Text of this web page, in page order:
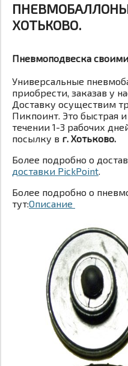
ХОТЬКОВО.
Пневмоподвеска
Универсальные
приобрести, заказав у
Доставку осуществим
Пикпоинт. Это быстрая
течении 1-3 рабочих
посылку в г. Хотьково.
Более подробно о
доставки PickPoint.
Более подробно о
тут:Описание